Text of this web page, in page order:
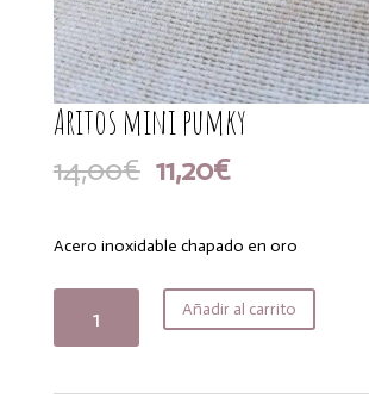
Aritos mini pumky
14,00€ El
precio
era:
11,20€El
es:
Acero inoxidable chapado en oro
Añadir al carrito